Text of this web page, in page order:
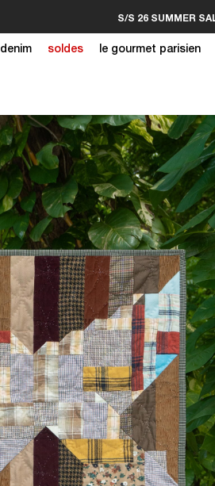
S/S 26 SUMMER
denim soldes le gourmet parisien